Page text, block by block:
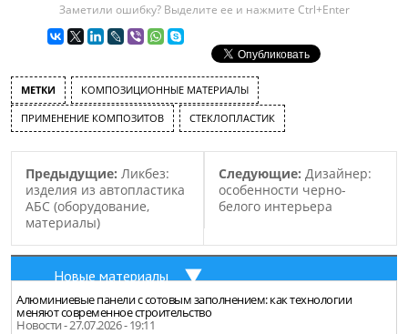
Заметили ошибку? Выделите ее и нажмите Ctrl+Enter
МЕТКИ КОМПОЗИЦИОННЫЕ МАТЕРИАЛЫ
ПРИМЕНЕНИЕ КОМПОЗИТОВ СТЕКЛОПЛАСТИК
Предыдущие: Ликбез:
изделия из автопластика
АБС (оборудование,
материалы)
Следующие: Дизайнер:
особенности черно-
белого интерьера
Новые материалы
Алюминиевые панели с сотовым заполнением: как технологии
меняют современное строительство
Новости - 27.07.2026 - 19:11